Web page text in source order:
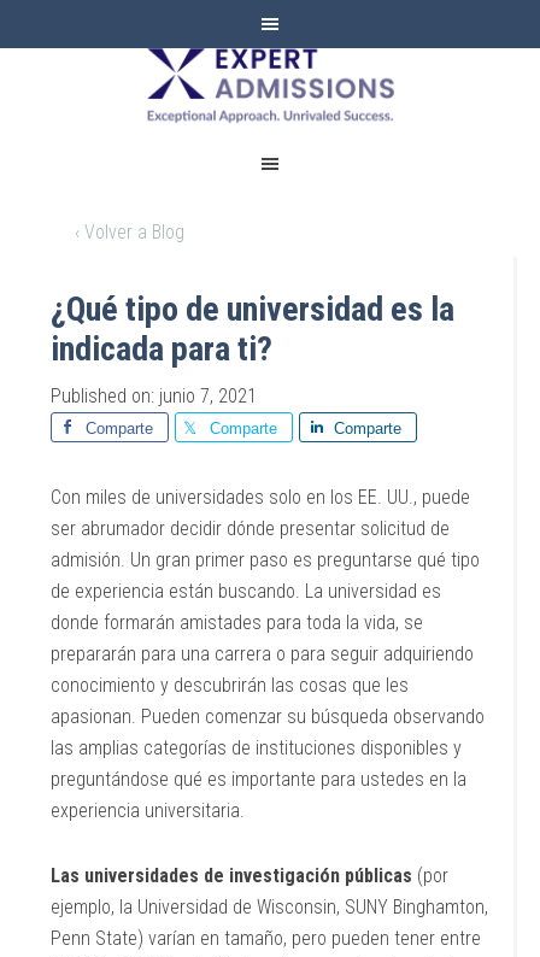
EXPERT
ADMISSIONS
‹ Volver a Blog
¿Qué tipo de universidad es la
indicada para ti?
Published on: junio 7, 2021
Comparte Comparte Comparte
Con miles de universidades solo en los EE. UU., puede
ser abrumador decidir dónde presentar solicitud de
admisión. Un gran primer paso es preguntarse qué tipo
de experiencia están buscando. La universidad es
donde formarán amistades para toda la vida, se
prepararán para una carrera o para seguir adquiriendo
conocimiento y descubrirán las cosas que les
apasionan. Pueden comenzar su búsqueda observando
las amplias categorías de instituciones disponibles y
preguntándose qué es importante para ustedes en la
experiencia universitaria.
Las universidades de investigación públicas (por
ejemplo, la Universidad de Wisconsin, SUNY Binghamton,
Penn State) varían en tamaño, pero pueden tener entre